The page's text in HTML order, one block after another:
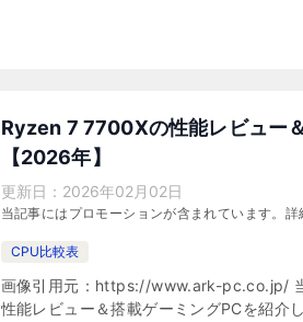
Ryzen 7 7700Xの性能レビュー
【2026年】
更新日： 2026年02月02日
当記事にはプロモーションが含まれています。詳
CPU比較表
画像引用元：https://www.ark-pc.co.jp/
性能レビュー＆搭載ゲーミングPCを紹介